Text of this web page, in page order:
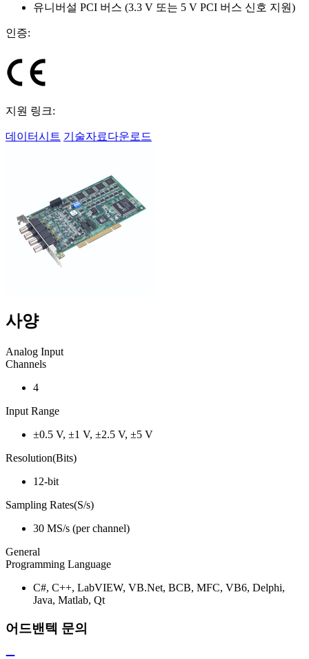
유니버설 PCI 버스 (3.3 V 또는 5 V PCI 버스 신호 지원)
인증:
지원 링크:
데이터시트 기술자료다운로드
사양
Analog Input
Channels
4
Input Range
±0.5 V, ±1 V, ±2.5 V, ±5 V
Resolution(Bits)
12-bit
Sampling Rates(S/s)
30 MS/s (per channel)
General
Programming Language
C#, C++, LabVIEW, VB.Net, BCB, MFC, VB6, Delphi,
Java, Matlab, Qt
어드밴텍 문의